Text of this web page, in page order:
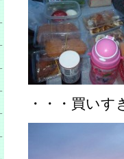
・・・買いす